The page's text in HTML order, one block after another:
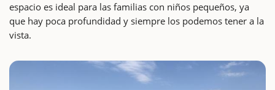
espacio es ideal para las familias con niños pequeños, ya
que hay poca profundidad y siempre los podemos tener a la
vista.